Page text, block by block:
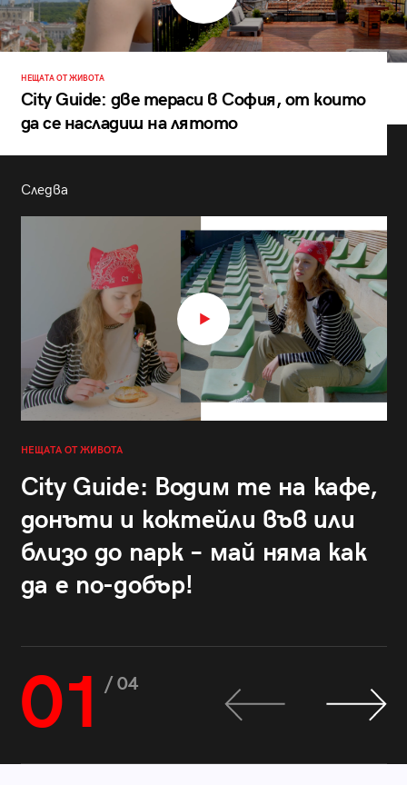
НЕЩАТА ОТ ЖИВОТА
City Guide: две тераси в София, от които
да се насладиш на лятото
Следва
НЕЩАТА ОТ ЖИВОТА
City Guide: Водим те на кафе,
донъти и коктейли във или
близо до парк – май няма как
да е по-добър!
01 / 04